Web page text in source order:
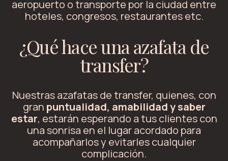
aeropuerto o transporte por la ciudad entre
hoteles, congresos, restaurantes etc.
¿Qué hace una azafata de
transfer?
Nuestras azafatas de transfer, quienes, con
gran puntualidad, amabilidad y saber
estar, estarán esperando a tus clientes con
una sonrisa en el lugar acordado para
acompañarlos y evitarles cualquier
complicación.